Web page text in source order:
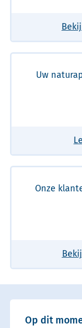
Uw
Onze
Op dit